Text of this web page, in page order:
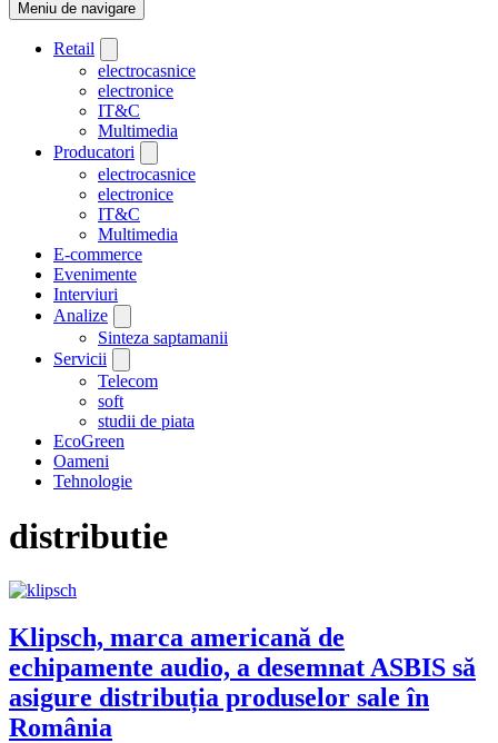
Meniu de navigare
Retail
electrocasnice
electronice
IT&C
Multimedia
Producatori
electrocasnice
electronice
IT&C
Multimedia
E-commerce
Evenimente
Interviuri
Analize
Sinteza saptamanii
Servicii
Telecom
soft
studii de piata
EcoGreen
Oameni
Tehnologie
distributie
Klipsch, marca americană de
echipamente audio, a desemnat ASBIS să
asigure distribuția produselor sale în
România